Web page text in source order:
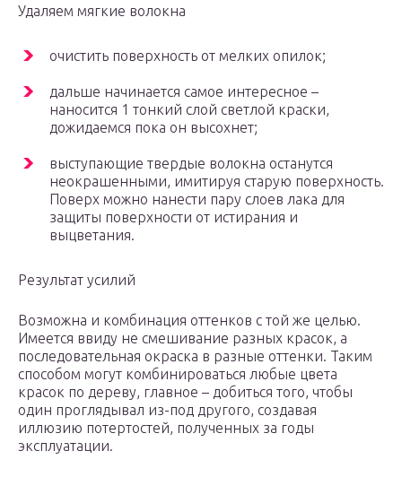
Удаляем мягкие волокна
очистить поверхность от мелких опилок;
дальше начинается самое интересное –
наносится 1 тонкий слой светлой краски,
дожидаемся пока он высохнет;
выступающие твердые волокна останутся
неокрашенными, имитируя старую поверхность.
Поверх можно нанести пару слоев лака для
защиты поверхности от истирания и
выцветания.
Результат усилий
Возможна и комбинация оттенков с той же целью.
Имеется ввиду не смешивание разных красок, а
последовательная окраска в разные оттенки. Таким
способом могут комбинироваться любые цвета
красок по дереву, главное – добиться того, чтобы
один проглядывал из-под другого, создавая
иллюзию потертостей, полученных за годы
эксплуатации.